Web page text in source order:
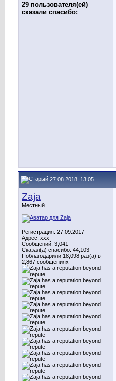
29 пользователя(ей)
сказали cпасибо:
27.08.2018, 13:05
Zaja
Местный
Регистрация: 27.09.2017
Адрес: ххх
Сообщений: 3,041
Сказал(а) спасибо: 44,103
Поблагодарили 18,098 раз(а) в
2,867 сообщениях